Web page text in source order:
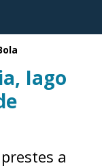
Iago
a